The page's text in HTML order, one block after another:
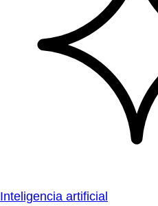
Inteligencia artificial